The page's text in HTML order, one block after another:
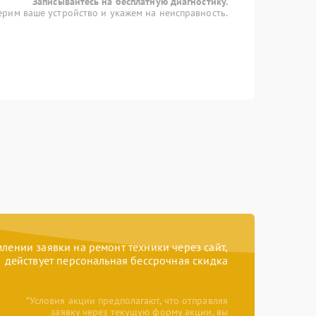
ваше устройство и укажем на неисправность.
заявки на ремонт техники через сайт,
действует персональная бессрочная скидка
*Условия акции предполагают, что отправляя
заявку через текущую форму акции, вы